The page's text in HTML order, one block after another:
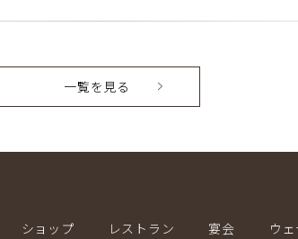
一覧を見る
ショップ レストラン 宴会 ウ